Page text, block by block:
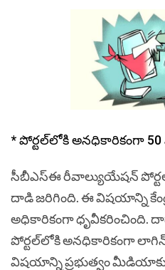
* పోర్టల్‌లోకి అనధికారికంగా 50
సీబీఎస్‌ఈ రీవాల్యుయేషన్‌
దాడి జరిగింది. ఈ విషయాన్ని
అధికారికంగా ధృవీకరించింది.
పోర్టల్‌లోకి అనధికారికంగా
విషయాన్ని ప్రభుత్వం మీడియాకు